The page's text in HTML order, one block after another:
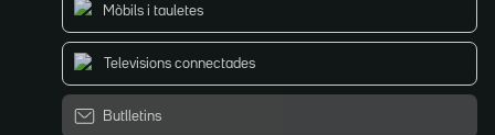
Mòbils i tauletes
Televisions connectades
Butlletins